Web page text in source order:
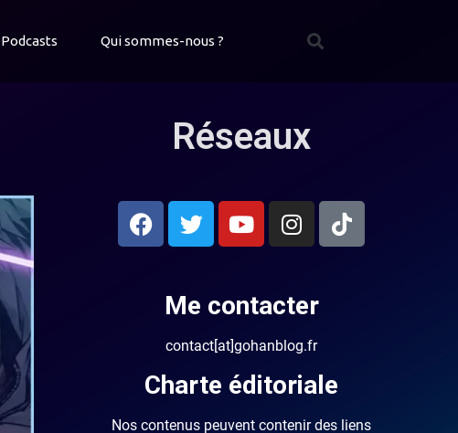
Podcasts Qui sommes-nous ?
Réseaux
Me contacter
contact[at]gohanblog.fr
Charte éditoriale
Nos contenus peuvent contenir des liens